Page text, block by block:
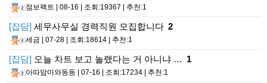
점보팩트 | 08-16 | 조회:19367 | 추천:1
[잡담] 세무사무실 경력직원 모집합니다 2
세금 | 07-28 | 조회:18614 | 추천:1
[잡담] 오늘 차트 보고 놀랬다는 거 아니냐 … 1
아따맘마와동동 | 07-16 | 조회:17234 | 추천:1